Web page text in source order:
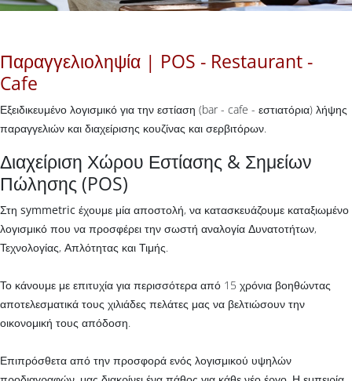
Παραγγελιοληψία | POS - Restaurant -
Cafe
Εξειδικευμένο λογισμικό για την εστίαση (bar - cafe - εστιατόρια) λήψης
παραγγελιών και διαχείρισης κουζίνας και σερβιτόρων.
Διαχείριση Χώρου Εστίασης & Σημείων
Πώλησης (POS)
Στη symmetric έχουμε μία αποστολή, να κατασκευάζουμε καταξιωμένο
λογισμικό που να προσφέρει την σωστή αναλογία Δυνατοτήτων,
Τεχνολογίας, Απλότητας και Τιμής.
Το κάνουμε με επιτυχία για περισσότερα από 15 χρόνια βοηθώντας
αποτελεσματικά τους χιλιάδες πελάτες μας να βελτιώσουν την
οικονομική τους απόδοση.
Επιπρόσθετα από την προσφορά ενός λογισμικού υψηλών